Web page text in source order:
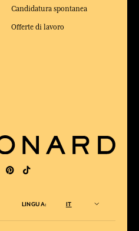
Candidatura spontanea
Offerte di lavoro
LINGUA: IT